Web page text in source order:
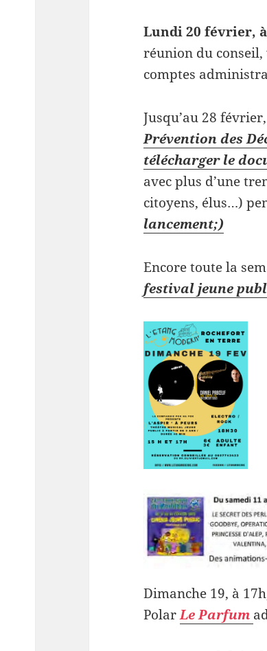
Lundi 20 février,
réunion du
comptes
Jusqu’au 28
Prévention des
télécharger le
avec plus d’une
citoyens, élus…)
lancement;)
Encore toute la
festival jeune
Dimanche 19, à
PolarLe Parfum